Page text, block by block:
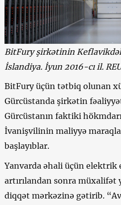
BitFury şirkətinin
İslandiya. İyun 2016-cı il.
BitFury üçün tətbiq olunan
Gürcüstanda şirkətin
Gürcüstanın faktiki
İvanişvilinin maliyyə
başlayıblar.
Yanvarda əhali üçün
artırılandan sonra
diqqət mərkəzinə gətirib.